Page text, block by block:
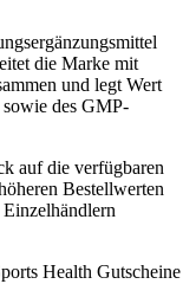
die Marke mit
und legt Wert
des GMP-
auf die verfügbaren
Bestellwerten
Health Gutscheine